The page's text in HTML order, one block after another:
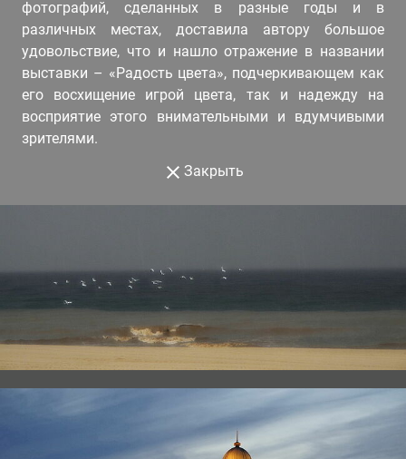
фотографий, сделанных в разные годы и в
различных местах, доставила автору большое
удовольствие, что и нашло отражение в названии
выставки – «Радость цвета», подчеркивающем как
его восхищение игрой цвета, так и надежду на
восприятие этого внимательными и вдумчивыми
зрителями.
Закрыть